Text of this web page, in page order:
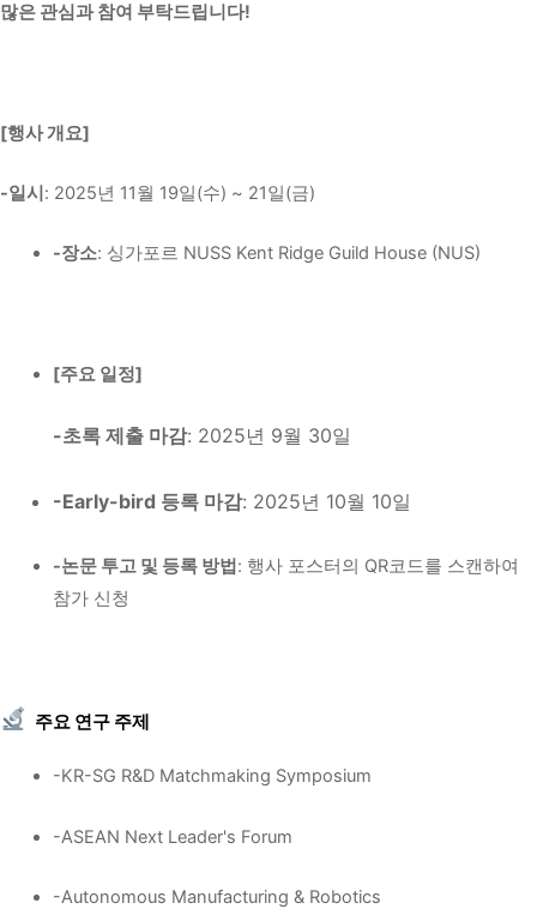
많은 관심과 참여 부탁드립니다!
[행사 개요]
-일시: 2025년 11월 19일(수) ~ 21일(금)
-장소: 싱가포르 NUSS Kent Ridge Guild House (NUS)
[주요 일정]
-초록 제출 마감: 2025년 9월 30일
-Early-bird 등록 마감: 2025년 10월 10일
-논문 투고 및 등록 방법: 행사 포스터의 QR코드를 스캔하여
참가 신청
주요 연구 주제
-KR-SG R&D Matchmaking Symposium
-ASEAN Next Leader's Forum
-Autonomous Manufacturing & Robotics